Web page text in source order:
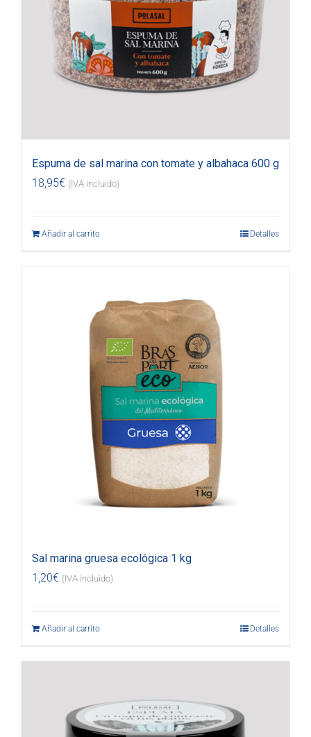
Espuma de sal marina con tomate y albahaca 600 g
18,95€ (IVA incluido)
Añadir al carrito Detalles
Sal marina gruesa ecológica 1 kg
1,20€ (IVA incluido)
Añadir al carrito Detalles